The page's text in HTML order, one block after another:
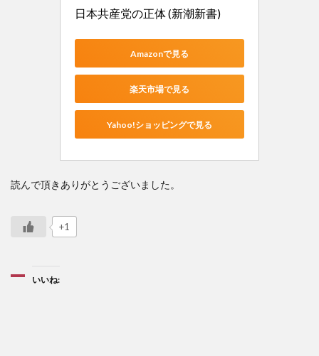
日本共産党の正体 (新潮新書)
Amazonで見る
楽天市場で見る
Yahoo!ショッピングで見る
読んで頂きありがとうございました。
+1
いいね: